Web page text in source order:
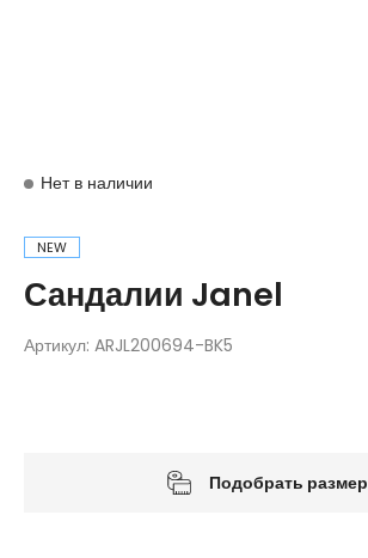
Нет в наличии
NEW
Сандалии Janel
Артикул: ARJL200694-BK5
Подобрать размер